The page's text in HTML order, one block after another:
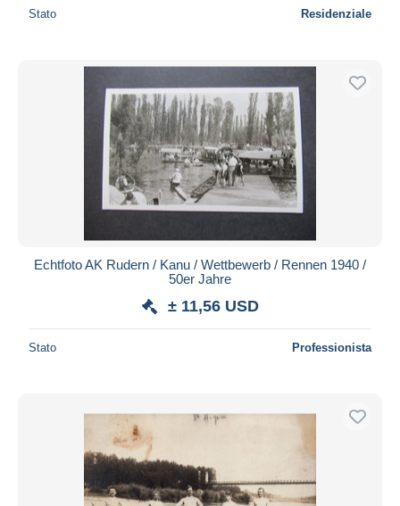
Stato Residenziale
Echtfoto AK Rudern / Kanu / Wettbewerb / Rennen 1940 /
50er Jahre
± 11,56 USD
Stato Professionista